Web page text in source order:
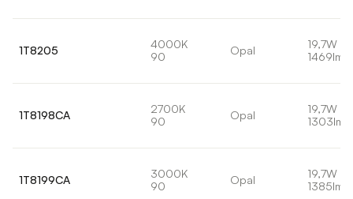
1T8205
4000K
90
Opal
19,7W
1469lm
1T8198CA
2700K
90
Opal
19,7W
1303lm
1T8199CA
3000K
90
Opal
19,7W
1385lm